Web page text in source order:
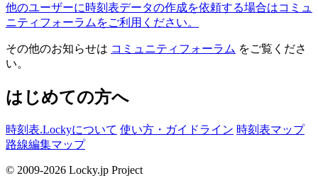
他のユーザーに時刻表データの作成を依頼する場合はコミュ
ニティフォーラムをご利用ください。
その他のお知らせは コミュニティフォーラム をご覧くださ
い。
はじめての方へ
時刻表.Lockyについて 使い方・ガイドライン 時刻表マップ
路線編集マップ
© 2009-2026 Locky.jp Project